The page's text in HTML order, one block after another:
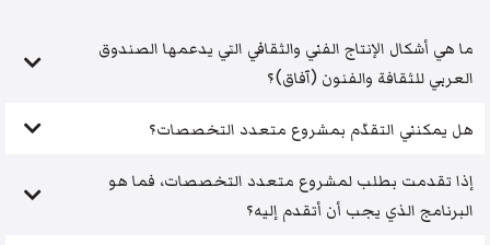
ما هي أشكال الإنتاج الفني والثقافي التي يدعمها الصندوق
العربي للثقافة والفنون (آفاق)؟
هل يمكنني التقدّم بمشروع متعدد التخصصات؟
إذا تقدمت بطلب لمشروع متعدد التخصصات، فما هو
البرنامج الذي يجب أن أتقدم إليه؟